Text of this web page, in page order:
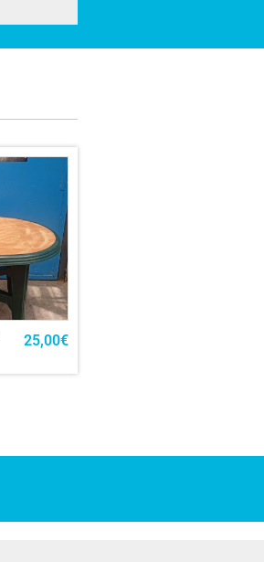
25,00€